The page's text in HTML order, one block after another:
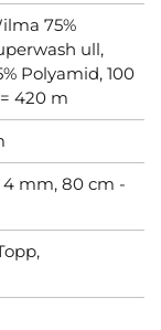
75%
ull,
Polyamid, 100
420 m
mm, 80 cm -